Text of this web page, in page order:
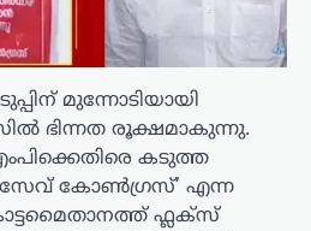
മുന്നോടിയായി
ഭിന്നത രൂക്ഷമാകുന്നു.
കടുത്ത
കോൺഗ്രസ്’ എന്ന
ഫ്ലക്സ്